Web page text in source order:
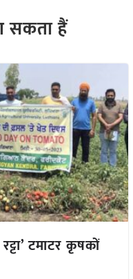
सकता हैं
टमाटर कृषकों